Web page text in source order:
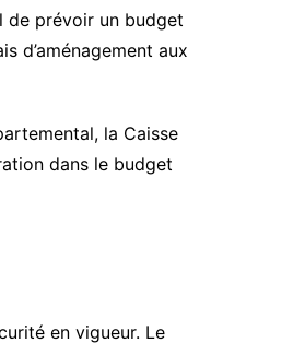
de prévoir un budget
d’aménagement aux
la Caisse
dans le budget
en vigueur. Le